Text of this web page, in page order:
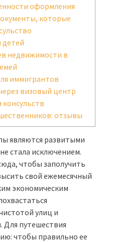
оформления
которые
детей
недвижимости в
иммигрантов
визовый центр
консульств
отзывы
являются развитыми
стала исключением.
чтобы заполучить
свой ежемесячный
экономическим
улиц и
Для путешествия
чтобы правильно ее